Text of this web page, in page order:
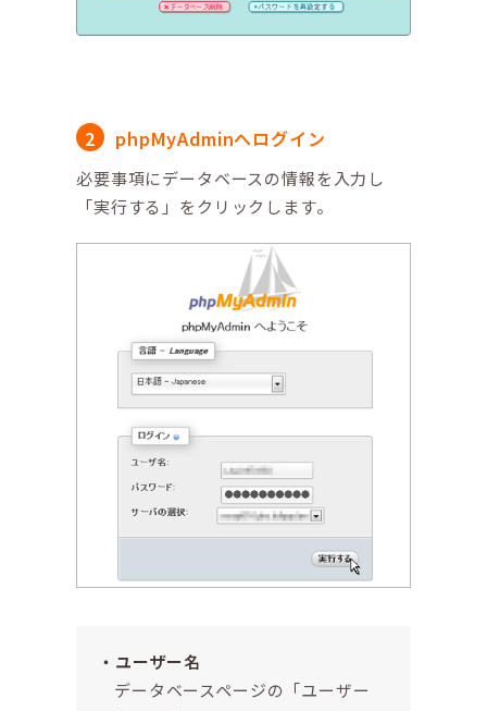
phpMyAdminへログイン
必要事項にデータベースの情報を入力し
「実行する」をクリックします。
ユーザー名
データベースページの「ユーザー